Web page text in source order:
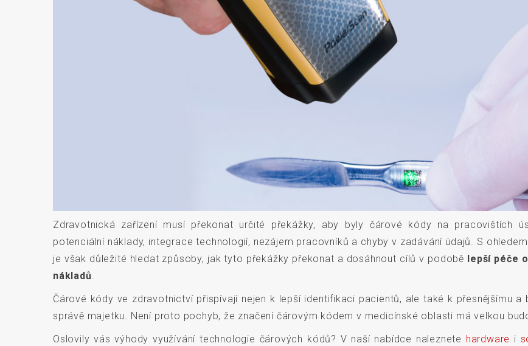
Zdravotnická zařízení musí překonat určité překážky, aby byly čárové kódy na pracovištích
potenciální náklady, integrace technologií, nezájem pracovníků a chyby v zadávání údajů. S
je však důležité hledat způsoby, jak tyto překážky překonat a dosáhnout cílů v podobě lepší péče
nákladů.
Čárové kódy ve zdravotnictví přispívají nejen k lepší identifikaci pacientů, ale také k přesnějšímu
správě majetku. Není proto pochyb, že značení čárovým kódem v medicínské oblasti má velkou
Oslovily vás výhody využívání technologie čárových kódů? V naší nabídce naleznete hardware i